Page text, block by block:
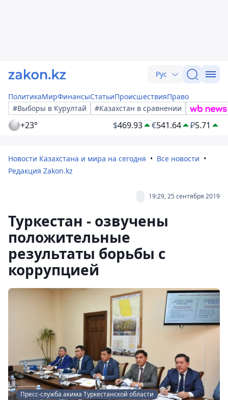
Рус
ПолитикаМирФинансыСтатьиПроисшествияПраво
#Выборы в Курултай
#Казахстан в сравнении
+23° $469.93 €541.64 ₽5.71
Новости Казахстана и мира на сегодня
Все новости
Редакция Zakon.kz
19:29, 25 сентября 2019
Туркестан - озвучены
положительные
результаты борьбы с
коррупцией
Пресс-служба акима Туркестанской области